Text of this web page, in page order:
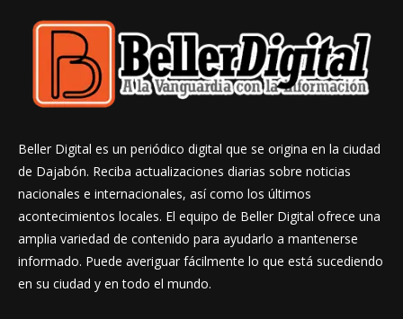
Beller Digital es un periódico digital que se origina en la ciudad
de Dajabón. Reciba actualizaciones diarias sobre noticias
nacionales e internacionales, así como los últimos
acontecimientos locales. El equipo de Beller Digital ofrece una
amplia variedad de contenido para ayudarlo a mantenerse
informado. Puede averiguar fácilmente lo que está sucediendo
en su ciudad y en todo el mundo.